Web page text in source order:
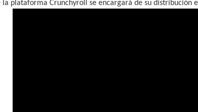
la plataforma Crunchyroll se encargará de su distribución